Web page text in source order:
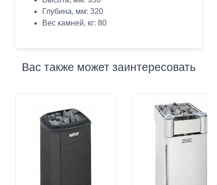
Глубина, мм: 320
Вес камней, кг: 80
Вас также может заинтересовать